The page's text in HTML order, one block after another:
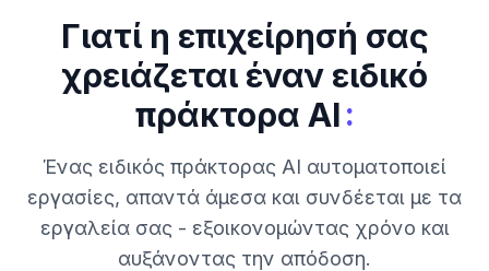
Γιατί η επιχείρησή σας
χρειάζεται έναν ειδικό
πράκτορα AI:
Ένας ειδικός πράκτορας AI αυτοματοποιεί
εργασίες, απαντά άμεσα και συνδέεται με τα
εργαλεία σας - εξοικονομώντας χρόνο και
αυξάνοντας την απόδοση.